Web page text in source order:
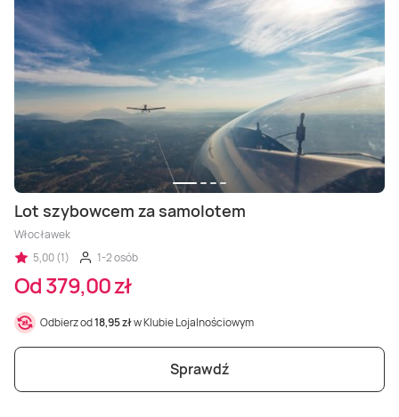
Lot szybowcem za samolotem
Włocławek
5,00 (1)
1-2 osób
Od 379,00 zł
Odbierz od18,95 złw Klubie Lojalnościowym
Sprawdź